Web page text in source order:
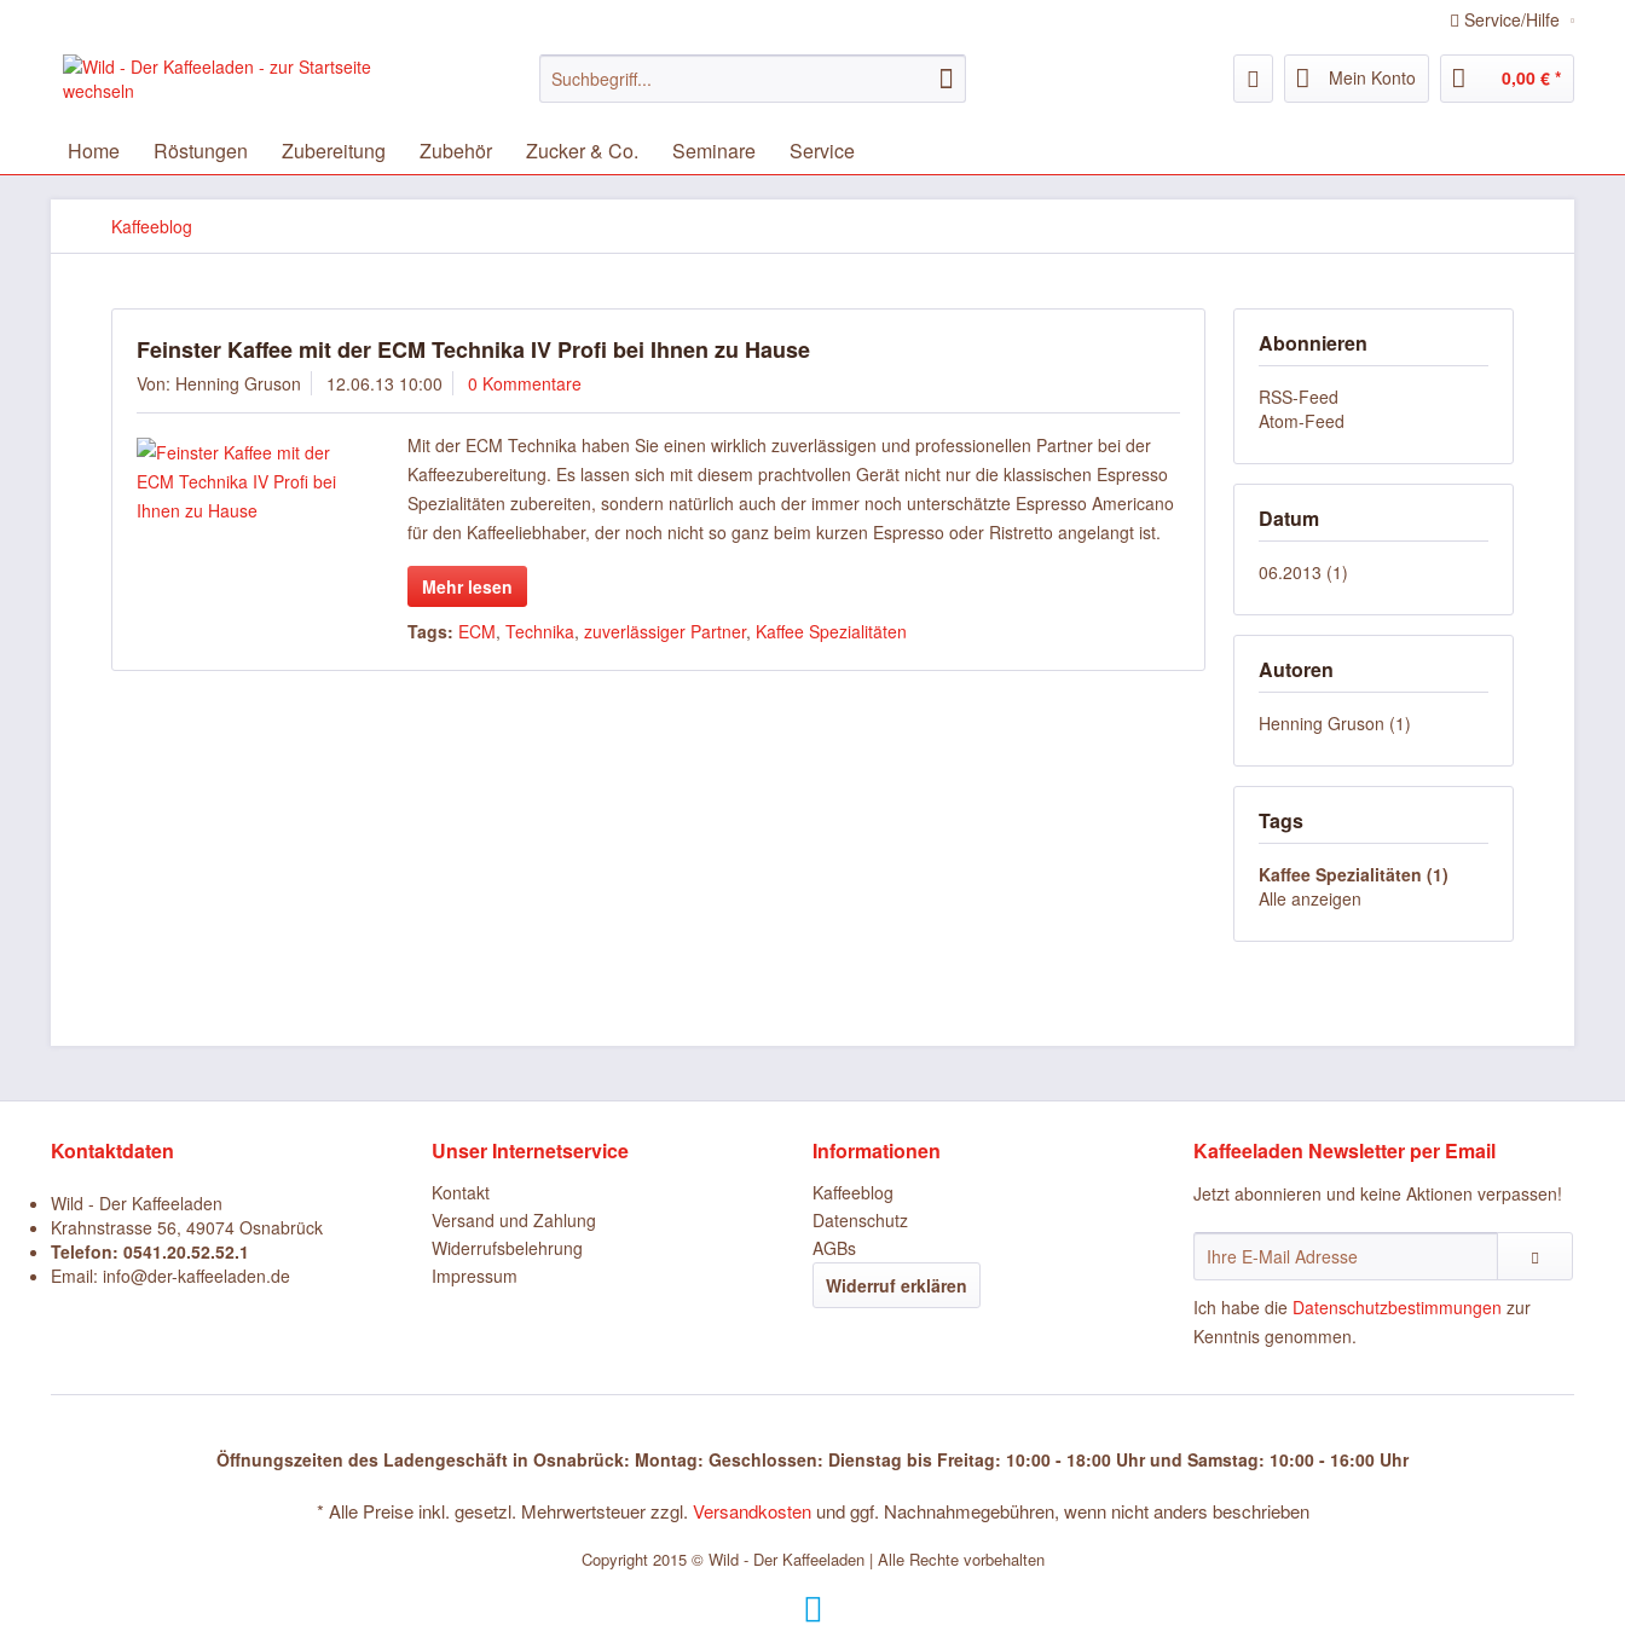
Service/Hilfe
Mein Konto 0,00 € *
Home Röstungen Zubereitung Zubehör Zucker & Co. Seminare Service
Kaffeeblog
Abonnieren
RSS-Feed
Atom-Feed
Datum
06.2013 (1)
Autoren
Henning Gruson (1)
Tags
Kaffee Spezialitäten (1)
Alle anzeigen
Feinster Kaffee mit der ECM Technika IV Profi bei Ihnen zu Hause
Von: Henning Gruson 12.06.13 10:00 0 Kommentare
Mit der ECM Technika haben Sie einen wirklich zuverlässigen und professionellen Partner bei der
Kaffeezubereitung. Es lassen sich mit diesem prachtvollen Gerät nicht nur die klassischen Espresso
Spezialitäten zubereiten, sondern natürlich auch der immer noch unterschätzte Espresso Americano
für den Kaffeeliebhaber, der noch nicht so ganz beim kurzen Espresso oder Ristretto angelangt ist.
Mehr lesen
Tags: ECM,Technika,zuverlässiger Partner, Kaffee Spezialitäten
Kontaktdaten
Wild - Der Kaffeeladen
Krahnstrasse 56, 49074 Osnabrück
Telefon: 0541.20.52.52.1
Email: info@der-kaffeeladen.de
Unser Internetservice
Kontakt
Versand und Zahlung
Widerrufsbelehrung
Impressum
Informationen
Kaffeeblog
Datenschutz
AGBs
Widerruf erklären
Kaffeeladen Newsletter per Email
Jetzt abonnieren und keine Aktionen verpassen!
Ich habe die Datenschutzbestimmungen zur
Kenntnis genommen.
Öffnungszeiten des Ladengeschäft in Osnabrück: Montag: Geschlossen: Dienstag bis Freitag: 10:00 - 18:00 Uhr und Samstag: 10:00 - 16:00 Uhr
* Alle Preise inkl. gesetzl. Mehrwertsteuer zzgl. Versandkostenund ggf. Nachnahmegebühren, wenn nicht anders beschrieben
Copyright 2015 © Wild - Der Kaffeeladen | Alle Rechte vorbehalten